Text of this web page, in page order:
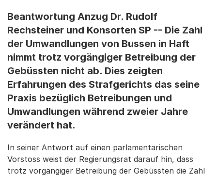
Beantwortung Anzug Dr. Rudolf
Rechsteiner und Konsorten SP -- Die Zahl
der Umwandlungen von Bussen in Haft
nimmt trotz vorgängiger Betreibung der
Gebüssten nicht ab. Dies zeigten
Erfahrungen des Strafgerichts das seine
Praxis bezüglich Betreibungen und
Umwandlungen während zweier Jahre
verändert hat.
In seiner Antwort auf einen parlamentarischen
Vorstoss weist der Regierungsrat darauf hin, dass
trotz vorgängiger Betreibung der Gebüssten die Zahl